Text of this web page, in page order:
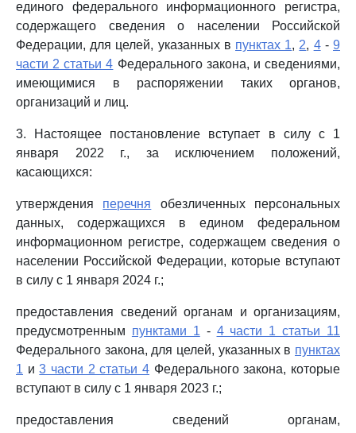
единого федерального информационного регистра,
содержащего сведения о населении Российской
Федерации, для целей, указанных в пунктах 1, 2, 4-9
части 2 статьи 4 Федерального закона, и сведениями,
имеющимися в распоряжении таких органов,
организаций и лиц.
3. Настоящее постановление вступает в силу с 1
января 2022 г., за исключением положений,
касающихся:
утверждения перечня обезличенных персональных
данных, содержащихся в едином федеральном
информационном регистре, содержащем сведения о
населении Российской Федерации, которые вступают
в силу с 1 января 2024 г.;
предоставления сведений органам и организациям,
предусмотренным пунктами 1 - 4 части 1 статьи 11
Федерального закона, для целей, указанных в пунктах
1 и3 части 2 статьи 4 Федерального закона, которые
вступают в силу с 1 января 2023 г.;
предоставления сведений органам,